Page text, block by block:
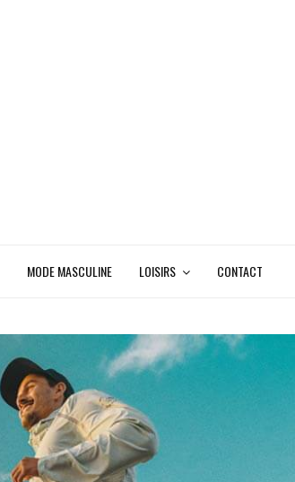
MODE MASCULINE LOISIRS CONTACT